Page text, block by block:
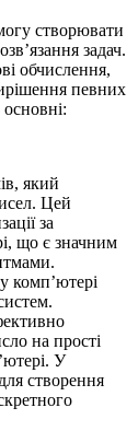
створювати
задач.
обчислення,
певних
який
Цей
за
що є значним
комп’ютері
на прості
У
створення